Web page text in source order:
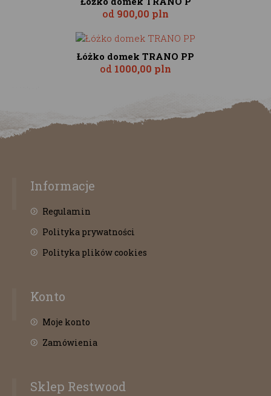
od 900,00 pln
Łóżko domek TRANO PP
od 1000,00 pln
Informacje
Regulamin
Polityka prywatności
Polityka plików cookies
Konto
Moje konto
Zamówienia
Sklep Restwood